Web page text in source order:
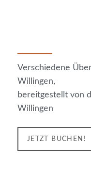
Verschiedene
Willingen,
bereitgestellt von
Willingen
JETZT BUCHEN!